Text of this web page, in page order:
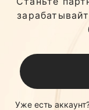
Уже есть